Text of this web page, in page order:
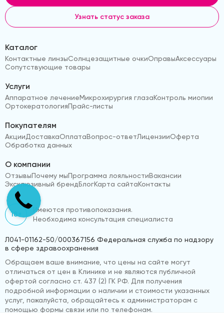
Узнать статус заказа
Каталог
Контактные линзыСолнцезащитные очкиОправыАксессуары
Сопутствующие товары
Услуги
Аппаратное лечениеМикрохирургия глазаКонтроль миопии
ОртокератологияПрайс-листы
Покупателям
АкцииДоставкаОплатаВопрос-ответЛицензииОферта
Обработка данных
О компании
ОтзывыПочему мыПрограмма лояльностиВакансии
Эксклюзивный брендБлогКарта сайтаКонтакты
18+
Имеются противопоказания.
Необходима консультация специалиста
Л041-01162-50/000367156 Федеральная служба по надзору
в сфере здравоохранения
Обращаем ваше внимание, что цены на сайте могут
отличаться от цен в Клинике и не являются публичной
офертой согласно ст. 437 (2) ГК РФ. Для получения
подробной информации о наличии и стоимости указанных
услуг, пожалуйста, обращайтесь к администраторам с
помощью формы связи или по телефонам.